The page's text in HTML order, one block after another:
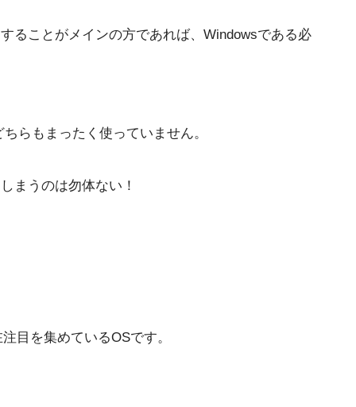
ることがメインの方であれば、Windowsである必
らもまったく使っていません。
まうのは勿体ない！
目を集めているOSです。